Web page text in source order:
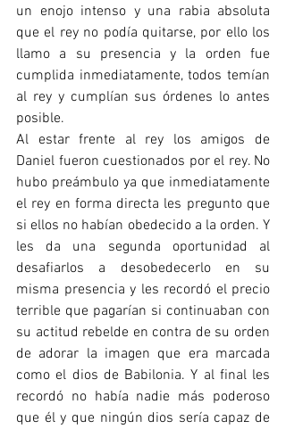
un enojo intenso y una rabia absoluta
que el rey no podía quitarse, por ello los
llamo a su presencia y la orden fue
cumplida inmediatamente, todos temían
al rey y cumplían sus órdenes lo antes
posible.
Al estar frente al rey los amigos de
Daniel fueron cuestionados por el rey. No
hubo preámbulo ya que inmediatamente
el rey en forma directa les pregunto que
si ellos no habían obedecido a la orden. Y
les da una segunda oportunidad al
desafiarlos a desobedecerlo en su
misma presencia y les recordó el precio
terrible que pagarían si continuaban con
su actitud rebelde en contra de su orden
de adorar la imagen que era marcada
como el dios de Babilonia. Y al final les
recordó no había nadie más poderoso
que él y que ningún dios sería capaz de